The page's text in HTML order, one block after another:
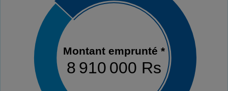
Montant emprunté *
8 910 000 Rs